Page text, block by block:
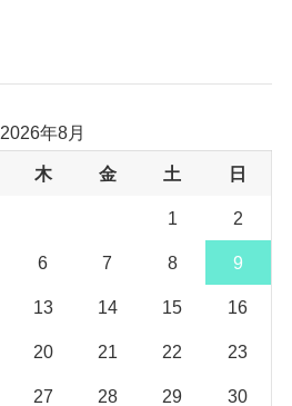
2026年8月
木 金 土 日
1 2
6 7 8 9
13 14 15 16
20 21 22 23
27 28 29 30